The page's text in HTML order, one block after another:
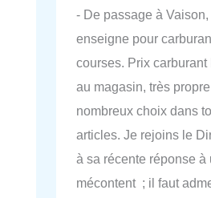
- De passage à Vaison,
enseigne pour
courses. Prix carburant
au magasin, très
nombreux choix dans
articles. Je rejoins le
à sa récente réponse à
mécontent ; il faut